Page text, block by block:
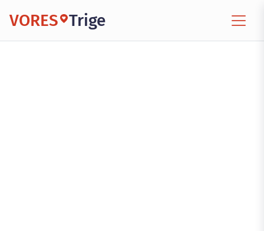
VORES Trige